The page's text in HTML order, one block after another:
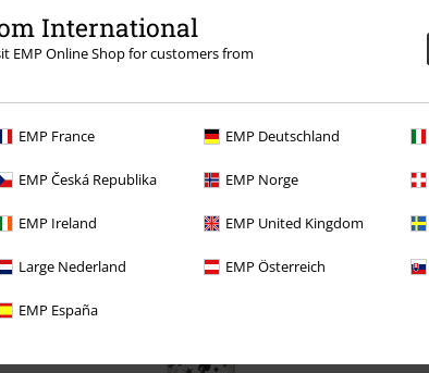
International
EMP Online Shop for customers from
EMP France EMP Deutschland
EMP Česká Republika EMP Norge
EMP Ireland EMP United Kingdom
Large Nederland EMP Österreich
EMP España
mit Schnürung und keltisch anmutendem Print
Black Premium
Kurzes Kleid
30 Tage Test-Abo für unseren BACKSTAGE CLUB